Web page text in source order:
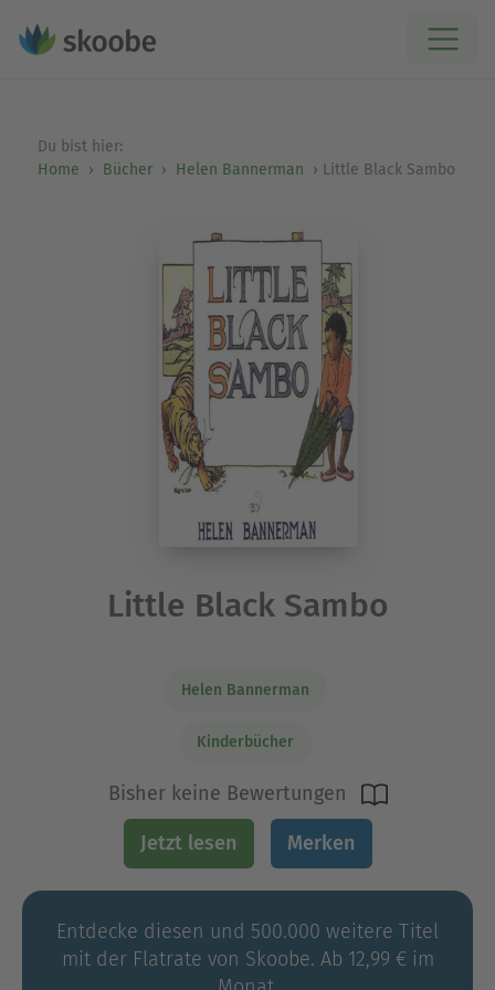
Du bist hier:
Home
Bücher Helen Bannerman Little Black Sambo
Little Black Sambo
Helen Bannerman
Kinderbücher
Bisher keine Bewertungen
Jetzt lesen Merken
Entdecke diesen und 500.000 weitere Titel
mit der Flatrate von Skoobe. Ab 12,99 € im